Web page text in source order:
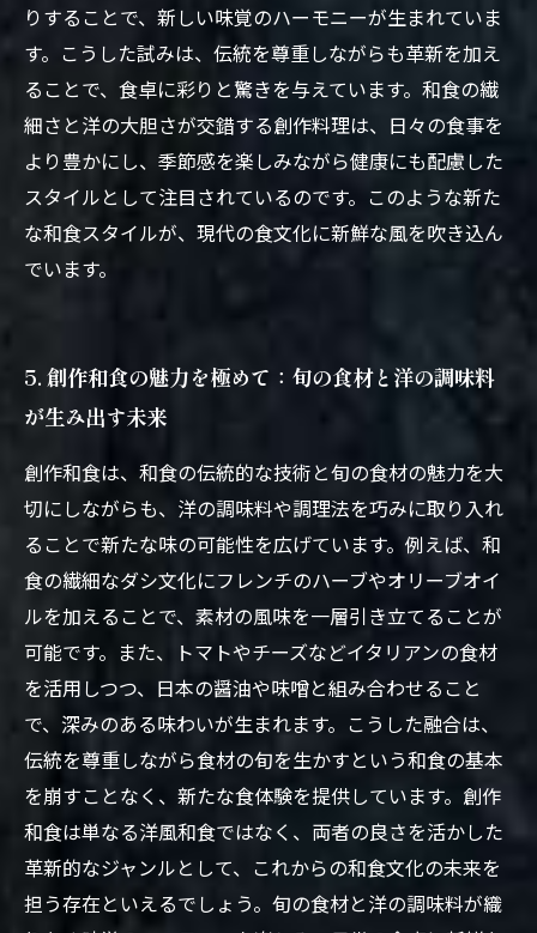
りすることで、新しい味覚のハーモニーが生まれていま
す。こうした試みは、伝統を尊重しながらも革新を加え
ることで、食卓に彩りと驚きを与えています。和食の繊
細さと洋の大胆さが交錯する創作料理は、日々の食事を
より豊かにし、季節感を楽しみながら健康にも配慮した
スタイルとして注目されているのです。このような新た
な和食スタイルが、現代の食文化に新鮮な風を吹き込ん
でいます。
5. 創作和食の魅力を極めて：旬の食材と洋の調味料
が生み出す未来
創作和食は、和食の伝統的な技術と旬の食材の魅力を大
切にしながらも、洋の調味料や調理法を巧みに取り入れ
ることで新たな味の可能性を広げています。例えば、和
食の繊細なダシ文化にフレンチのハーブやオリーブオイ
ルを加えることで、素材の風味を一層引き立てることが
可能です。また、トマトやチーズなどイタリアンの食材
を活用しつつ、日本の醤油や味噌と組み合わせること
で、深みのある味わいが生まれます。こうした融合は、
伝統を尊重しながら食材の旬を生かすという和食の基本
を崩すことなく、新たな食体験を提供しています。創作
和食は単なる洋風和食ではなく、両者の良さを活かした
革新的なジャンルとして、これからの和食文化の未来を
担う存在といえるでしょう。旬の食材と洋の調味料が織